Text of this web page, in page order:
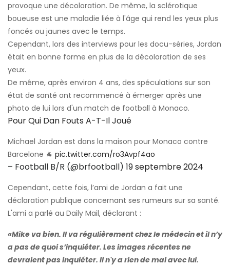
provoque une décoloration. De même, la sclérotique
boueuse est une maladie liée à l'âge qui rend les yeux plus
foncés ou jaunes avec le temps.
Cependant, lors des interviews pour les docu-séries, Jordan
était en bonne forme en plus de la décoloration de ses
yeux.
De même, après environ 4 ans, des spéculations sur son
état de santé ont recommencé à émerger après une
photo de lui lors d'un match de football à Monaco.
Pour Qui Dan Fouts A-T-Il Joué
Michael Jordan est dans la maison pour Monaco contre
Barcelone 🐐 pic.twitter.com/ro3Avpf4ao
– Football B/R (@brfootball) 19 septembre 2024
Cependant, cette fois, l’ami de Jordan a fait une
déclaration publique concernant ses rumeurs sur sa santé.
L'ami a parlé au Daily Mail, déclarant :
«Mike va bien. Il va régulièrement chez le médecin et il n’y
a pas de quoi s’inquiéter. Les images récentes ne
devraient pas inquiéter. Il n'y a rien de mal avec lui.